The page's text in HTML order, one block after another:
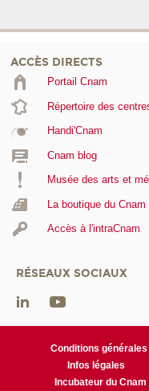
ACCÈS DIRECTS
Portail Cnam
Répertoire des
Handi'Cnam
Cnam blog
Musée des arts et
La boutique du Cnam
Accès à l'intraCnam
RÉSEAUX SOCIAUX
Conditions
Infos légales
Incubateur du Cnam